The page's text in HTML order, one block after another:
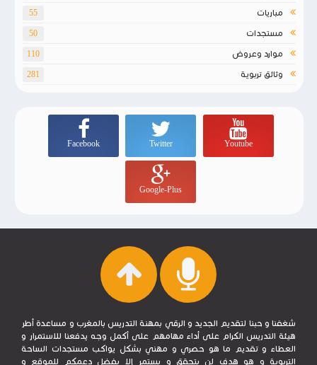
مباريات 55
مستجدات 50
موارد وعروض 110
وثائق تربوية 281
Youtube
Twitter
Facebook
Google-Plus
شغفنا و حبنا لتقديم الجديد و الرقي بمهنة التدريس بالمغرب و مساعدة أطر
هيئة التدريس الكرام على أداء مهامهم على أكمل وجه يدفعنا للاستمرار و
العطاء و تقديم ما هو حصري و مهني بشكل يواكب مستجدات الساحة
التربوية و هو هدف لن يتحقق و يستمر إلا بفضل دعمكم للموقع و